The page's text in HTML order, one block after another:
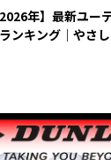
2026年】最新ユー
ンキング｜やさ